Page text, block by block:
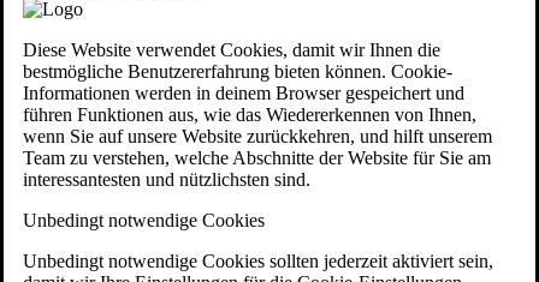
Diese Website verwendet Cookies, damit wir Ihnen die
bestmögliche Benutzererfahrung bieten können. Cookie-
Informationen werden in deinem Browser gespeichert und
führen Funktionen aus, wie das Wiedererkennen von Ihnen,
wenn Sie auf unsere Website zurückkehren, und hilft unserem
Team zu verstehen, welche Abschnitte der Website für Sie am
interessantesten und nützlichsten sind.
Unbedingt notwendige Cookies
Unbedingt notwendige Cookies sollten jederzeit aktiviert sein,